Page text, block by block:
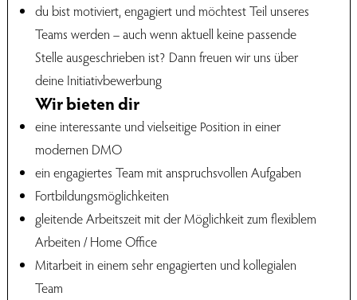
du bist motiviert, engagiert und möchtest Teil unseres
Teams werden – auch wenn aktuell keine passende
Stelle ausgeschrieben ist? Dann freuen wir uns über
deine Initiativbewerbung
Wir bieten dir
eine interessante und vielseitige Position in einer
modernen DMO
ein engagiertes Team mit anspruchsvollen Aufgaben
Fortbildungsmöglichkeiten
gleitende Arbeitszeit mit der Möglichkeit zum flexiblem
Arbeiten / Home Office
Mitarbeit in einem sehr engagierten und kollegialen
Team